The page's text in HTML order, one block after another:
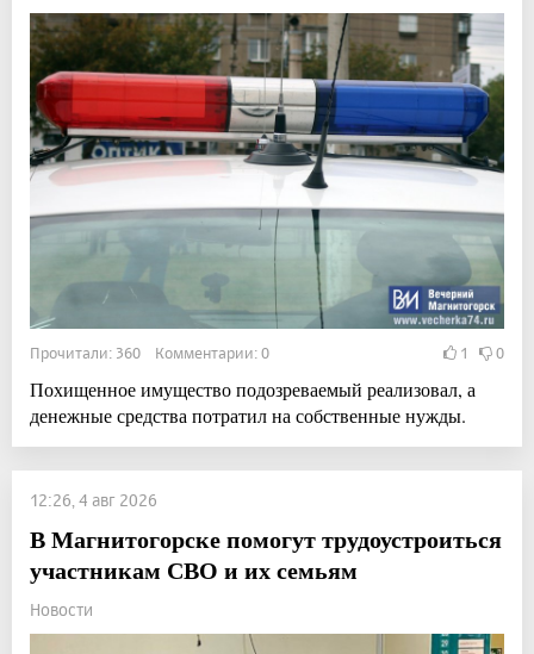
Прочитали: 360 Комментарии: 0 1 0
Похищенное имущество подозреваемый реализовал, а
денежные средства потратил на собственные нужды.
12:26, 4 авг 2026
В Магнитогорске помогут трудоустроиться
участникам СВО и их семьям
Новости